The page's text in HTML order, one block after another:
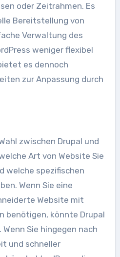
oder Zeitrahmen. Es
Bereitstellung von
Verwaltung des
weniger flexibel
es dennoch
zur Anpassung durch
zwischen Drupal und
Art von Website Sie
welche spezifischen
Wenn Sie eine
Website mit
benötigen, könnte Drupal
Sie hingegen nach
und schneller